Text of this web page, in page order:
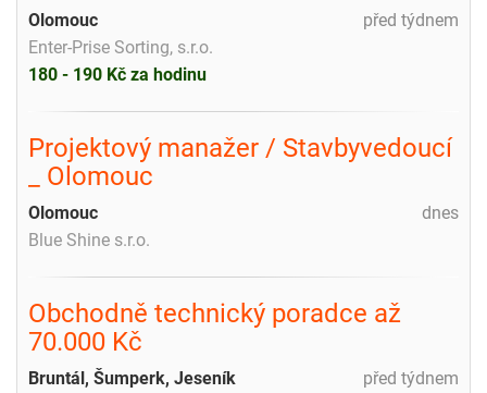
před týdnem
Olomouc
Enter-Prise Sorting, s.r.o.
180 - 190 Kč za hodinu
Projektový manažer / Stavbyvedoucí
_ Olomouc
dnes
Olomouc
Blue Shine s.r.o.
Obchodně technický poradce až
70.000 Kč
před týdnem
Bruntál, Šumperk, Jeseník